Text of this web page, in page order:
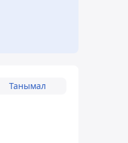
Танымал